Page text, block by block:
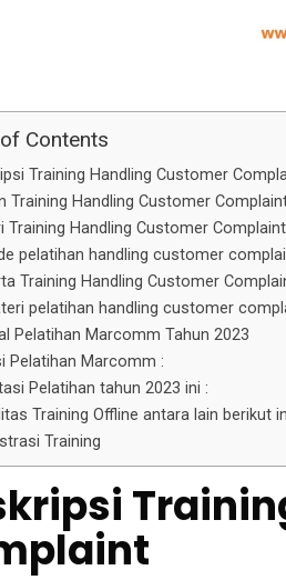
Contents
Training Handling Customer
Training Handling Customer
Training Handling Customer Complaint
pelatihan handling customer
Training Handling Customer
pelatihan handling customer
Pelatihan Marcomm Tahun 2023
Pelatihan Marcomm :
Pelatihan tahun 2023 ini :
Training Offline antara lain berikut
Training